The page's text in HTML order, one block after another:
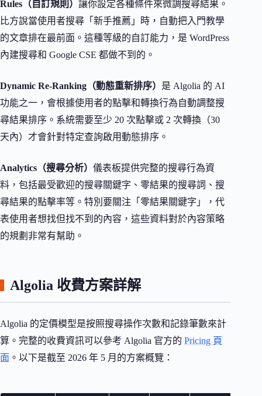
Rules（自訂規則） 讓你設定各種條件來微調搜尋結果。
比方說當使用者搜尋「新手推薦」時，自動把入門教學
的文章排在最前面。這種等級的自訂能力，是 WordPress
內建搜尋和 Google CSE 都做不到的。
Dynamic Re-Ranking（動態重新排序） 是 Algolia 的 AI
功能之一，會根據使用者的點擊和轉換行為自動調整搜
尋結果排序。系統需要至少 20 次點擊或 2 次轉換（30
天內）才會針對特定查詢啟用動態排序。
Analytics（搜尋分析） 儀表板提供完整的搜尋行為資
料，包括最受歡迎的搜尋關鍵字、零結果的搜尋詞、搜
尋結果的點擊率等。特別要關注「零結果關鍵字」，代
表使用者想找但找不到的內容，這些資料對於內容策略
的規劃非常有幫助。
Algolia 收費方案詳解
Algolia 的定價模型是按照搜尋操作次數和記錄筆數來計
算。完整的收費資訊可以參考 Algolia 官方的 Pricing 頁
面 。以下是截至 2026 年 5 月的方案概覽：